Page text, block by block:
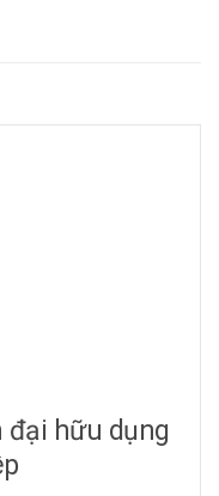
đại hữu dụng